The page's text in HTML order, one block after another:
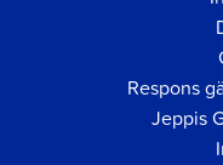
Respons
Jeppis